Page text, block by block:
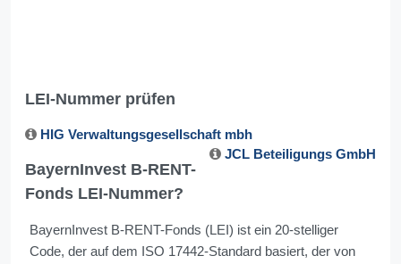
LEI-Nummer prüfen
HIG Verwaltungsgesellschaft mbh
JCL Beteiligungs GmbH
BayernInvest B-RENT-
Fonds LEI-Nummer?
BayernInvest B-RENT-Fonds (LEI) ist ein 20-stelliger
Code, der auf dem ISO 17442-Standard basiert, der von